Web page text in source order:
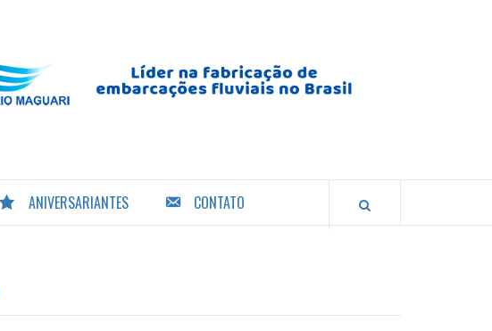
ANIVERSARIANTES CONTATO